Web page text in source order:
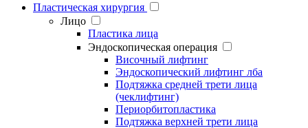
Пластическая хирургия
Лицо
Пластика лица
Эндоскопическая операция
Височный лифтинг
Эндоскопический лифтинг лба
Подтяжка средней трети лица
(чеклифтинг)
Периорбитопластика
Подтяжка верхней трети лица